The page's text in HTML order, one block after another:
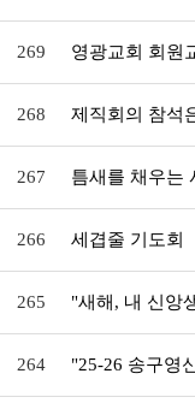
269 영광교회 회원
268 제직회의 참석
267 틈새를 채우는
266 세겹줄 기도회
265 "새해, 내 신앙
264 "25-26 송구영